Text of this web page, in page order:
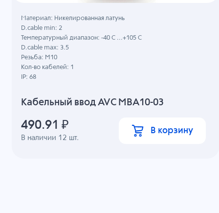
Кабельный ввод AVC MBA10-03
В наличии 12 шт.
Материал: Никелированная латунь
D.cable min: 2
Температурный диапазон: -40 C ...+105 C
D.cable max: 3.5
Резьба: M10
Кол-во кабелей: 1
IP: 68
490.91 ₽ В корзину